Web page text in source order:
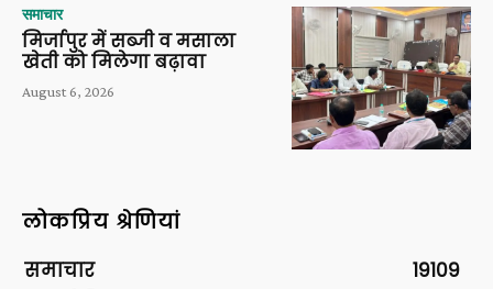
समाचार
मिर्जापुर में सब्जी व मसाला
खेती को मिलेगा बढ़ावा
August 6, 2026
लोकप्रिय श्रेणियां
समाचार
19109